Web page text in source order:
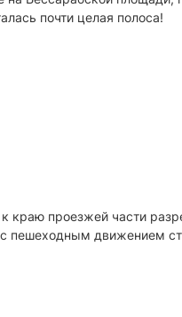
почти целая полоса!
краю проезжей части
пешеходным движением